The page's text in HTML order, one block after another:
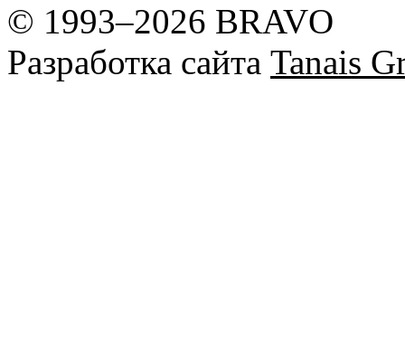
© 1993–2026 BRAVO
Разработка сайта Tanais